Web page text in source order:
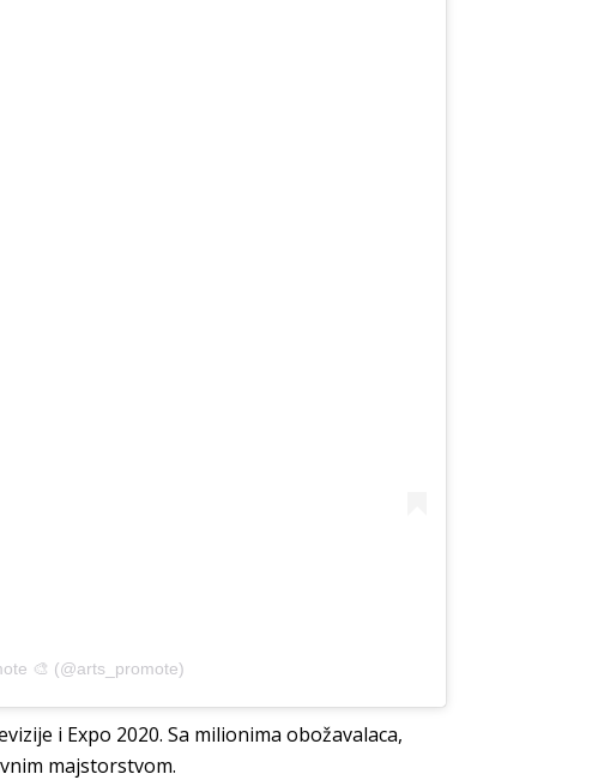
🎨 (@arts_promote)
i Expo 2020. Sa milionima obožavalaca,
majstorstvom.